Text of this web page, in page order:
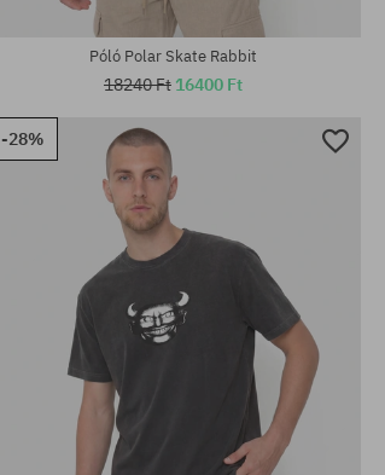
Póló Polar Skate Rabbit
18240 Ft 16400 Ft
-28%